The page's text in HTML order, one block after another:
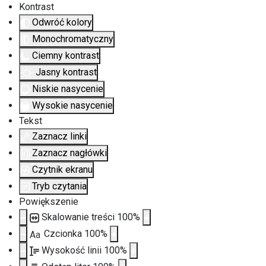
Kontrast
Odwróć kolory
Monochromatyczny
Ciemny kontrast
Jasny kontrast
Niskie nasycenie
Wysokie nasycenie
Tekst
Zaznacz linki
Zaznacz nagłówki
Czytnik ekranu
Tryb czytania
Powiększenie
Skalowanie treści 100%
Aa Czcionka 100%
Wysokość linii 100%